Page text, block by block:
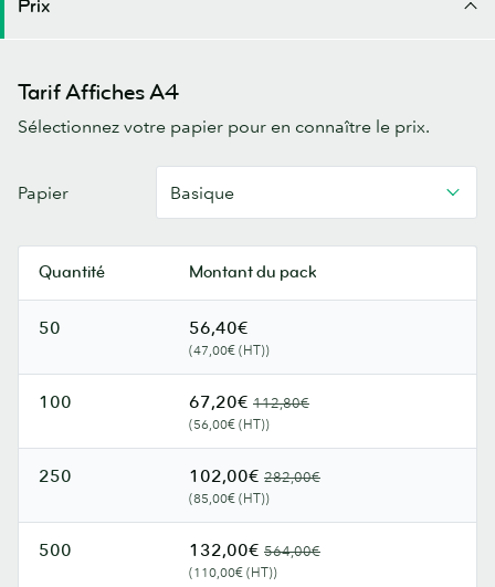
Prix
Tarif Affiches A4
Sélectionnez votre papier pour en connaître le prix.
A4
Papier Basique
Quantité Montant du pack
50 56,40€
(47,00€ (HT))
100 67,20€ 112,80€
(56,00€ (HT))
250 102,00€ 282,00€
(85,00€ (HT))
500 132,00€ 564,00€
(110,00€ (HT))